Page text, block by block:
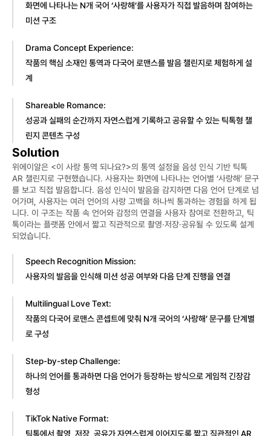
화면에 나타나는 N개 국어 ‘사랑해’를 사용자가 직접 발음하며 참여하는
미션 구조
Drama Concept Experience:
작품의 핵심 소재인 통역과 다국어 로맨스를 발음 챌린지로 체험하게 설
계
Shareable Romance:
성공과 실패의 순간까지 자연스럽게 기록하고 공유할 수 있는 틱톡형 챌
린지 콘텐츠 구성
Solution
위에이알은 <이 사랑 통역 되나요?>의 통역 설정을 음성 인식 기반 틱톡
AR 챌린지로 구현했습니다. 사용자는 화면에 나타나는 언어별 ‘사랑해’ 문구
를 보고 직접 발음합니다. 음성 인식이 발음을 감지하면 다음 언어 단계로 넘
어가며, 사용자는 여러 언어의 사랑 고백을 하나씩 통과하는 경험을 하게 됩
니다. 이 구조는 작품 속 언어와 감정의 연결을 사용자 참여로 전환하고, 틱
톡이라는 플랫폼 안에서 짧고 직관적으로 촬영·저장·공유될 수 있도록 설계
되었습니다.
Speech Recognition Mission:
사용자의 발음을 인식해 미션 성공 여부와 다음 단계 진행을 연결
Multilingual Love Text:
작품의 다국어 로맨스 콘셉트에 맞춰 N개 국어의 ‘사랑해’ 문구를 단계별
로 구성
Step-by-step Challenge:
하나의 언어를 통과하면 다음 언어가 등장하는 방식으로 게임적 긴장감
형성
TikTok Native Format:
틱톡에서 촬영, 저장, 공유가 자연스럽게 이어지도록 짧고 직관적인 AR